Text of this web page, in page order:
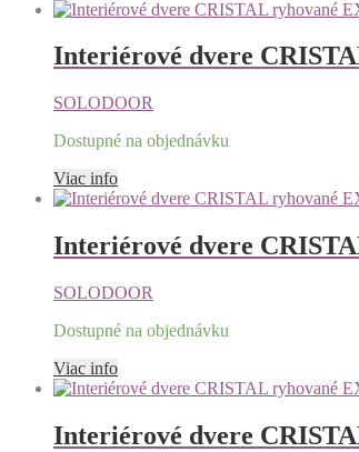
Interiérové dvere
SOLODOOR
Dostupné na objednávku
Viac info
Interiérové dvere
SOLODOOR
Dostupné na objednávku
Viac info
Interiérové dvere